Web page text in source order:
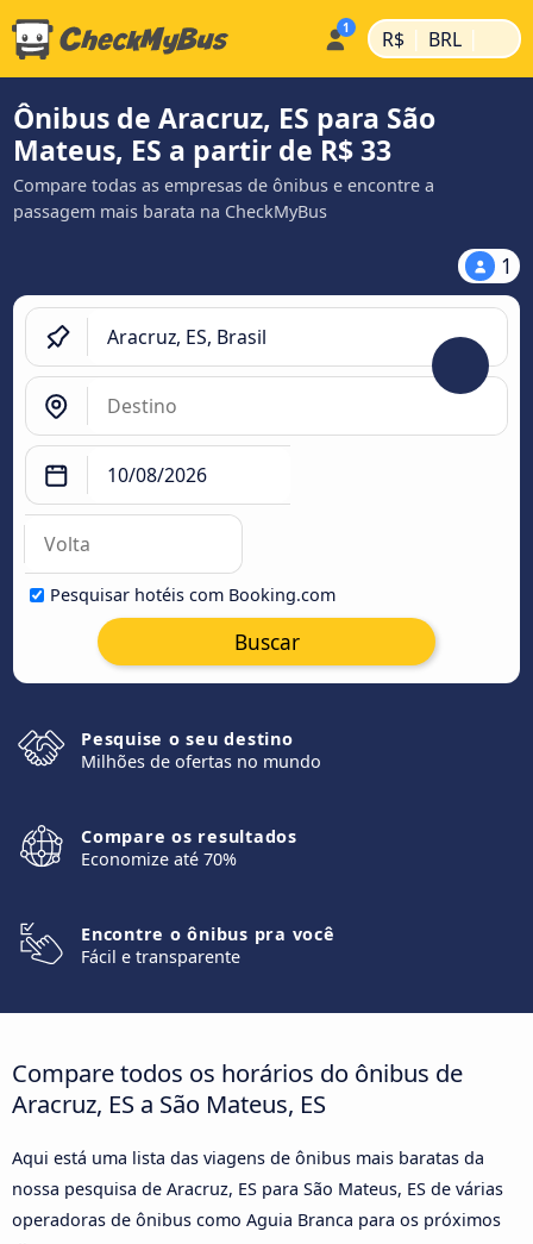
R$ | BRL |
Ônibus de Aracruz, ES para São
Mateus, ES a partir de R$ 33
Compare todas as empresas de ônibus e encontre a
passagem mais barata na CheckMyBus
1
Pesquisar hotéis com Booking.com
Buscar
Pesquise o seu destino
Milhões de ofertas no mundo
Compare os resultados
Economize até 70%
Encontre o ônibus pra você
Fácil e transparente
Compare todos os horários do ônibus de
Aracruz, ES a São Mateus, ES
Aqui está uma lista das viagens de ônibus mais baratas da
nossa pesquisa de Aracruz, ES para São Mateus, ES de várias
operadoras de ônibus como Aguia Branca para os próximos